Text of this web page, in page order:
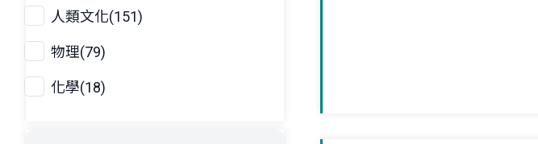
人類文化(151)
物理(79)
化學(18)